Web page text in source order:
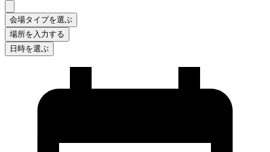
会場タイプを選ぶ
場所を入力する
日時を選ぶ